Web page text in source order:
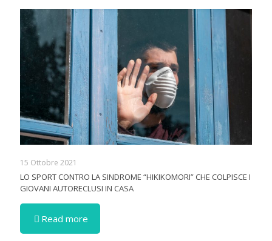
15 Ottobre 2021
LO SPORT CONTRO LA SINDROME “HIKIKOMORI” CHE COLPISCE I
GIOVANI AUTORECLUSI IN CASA
Read more